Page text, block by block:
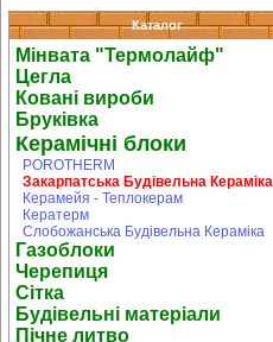
Каталог
Мінвата "Термолайф"
Цегла
Ковані вироби
Бруківка
Керамічні блоки
POROTHERM
Закарпатська Будівельна Кераміка
Керамейя - Теплокерам
Кератерм
Слобожанська Будівельна Кераміка
Газоблоки
Черепиця
Сітка
Будівельні матеріали
Пічне литво